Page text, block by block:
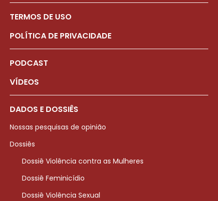
TERMOS DE USO
POLÍTICA DE PRIVACIDADE
PODCAST
VÍDEOS
DADOS E DOSSIÊS
Nossas pesquisas de opinião
Dossiês
Dossiê Violência contra as Mulheres
Dossiê Feminicídio
Dossiê Violência Sexual